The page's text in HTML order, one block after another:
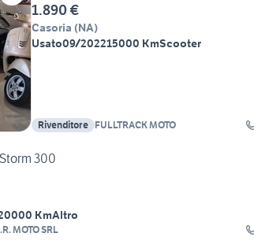
1.890 €
Casoria (NA)
Usato09/202215000 KmScooter
Rivenditore FULLTRACK MOTO
300
KmAltro
MOTO SRL